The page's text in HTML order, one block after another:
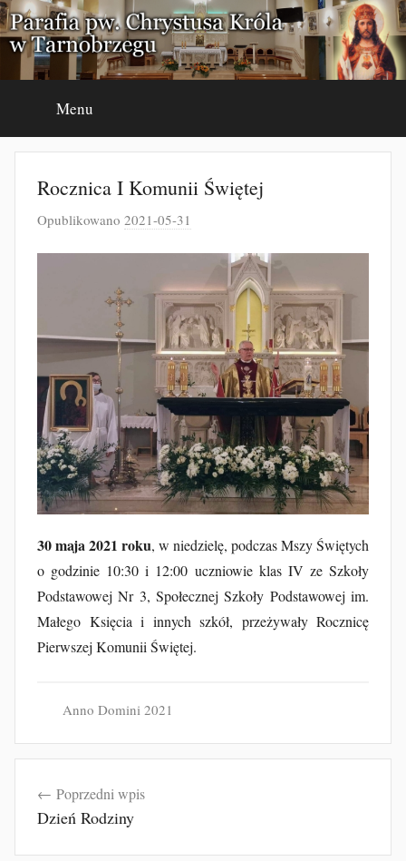
Przejdź
do
treści
Menu
Rocznica I Komunii Świętej
Opublikowano 2021-05-31
e
z
J
a
k
b
F
u
r
a
k
30 maja 2021 roku, w niedzielę, podczas Mszy Świętych
o godzinie 10:30 i 12:00 uczniowie klas IV ze Szkoły
Podstawowej Nr 3, Społecznej Szkoły Podstawowej im.
Małego Księcia i innych szkół, przeżywały Rocznicę
Pierwszej Komunii Świętej.
Anno Domini 2021
wpisuPoprzedni wpis
Dzień Rodziny